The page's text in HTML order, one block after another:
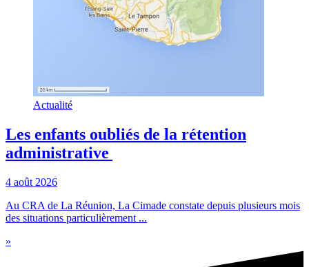
Actualité
Les enfants oubliés de la rétention
administrative
4 août 2026
Au CRA de La Réunion, La Cimade constate depuis plusieurs mois
des situations particulièrement ...
»